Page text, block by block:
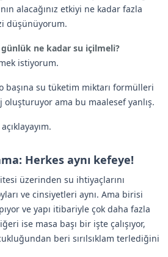
alacağınız etkiyi ne kadar fazla
düşünüyorum.
günlük ne kadar su içilmeli?
istiyorum.
başına su tüketim miktarı formülleri
ama bu maalesef yanlış.
Herkes aynı kefeye!
üzerinden su ihtiyaçlarını
ve cinsiyetleri aynı. Ama birisi
ve yapı itibariyle çok daha fazla
ise masa başı bir işte çalışıyor,
beri sırılsıklam terlediğini